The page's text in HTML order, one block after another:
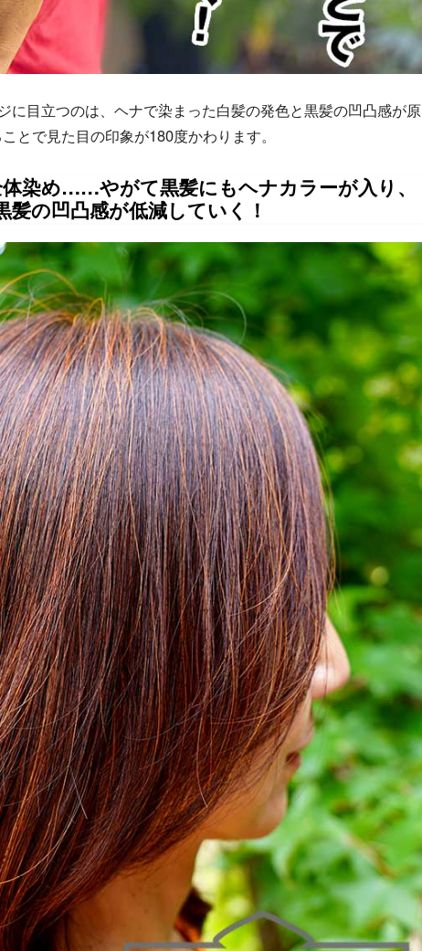
に目立つのは、ヘナで染まった白髪の発色と黒髪の凹凸感が原
とで見た目の印象が180度かわります。
染め……やがて黒髪にもヘナカラーが入り、
の凹凸感が低減していく！